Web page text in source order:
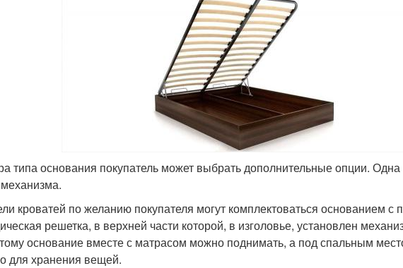
типа основания покупатель может выбрать дополнительные опции. Одна
кроватей по желанию покупателя могут комплектоваться основанием
решетка, в верхней части которой, в изголовье, установлен
основание вместе с матрасом можно поднимать, а под спальным
для хранения вещей.